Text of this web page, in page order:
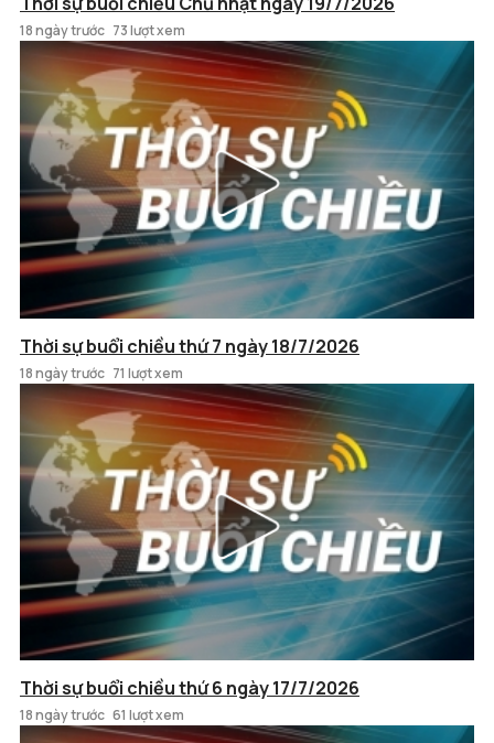
18 ngày trước 73 lượt xem
Thời sự buổi chiều thứ 7 ngày 18/7/2026
18 ngày trước 71 lượt xem
Thời sự buổi chiều thứ 6 ngày 17/7/2026
18 ngày trước 61 lượt xem